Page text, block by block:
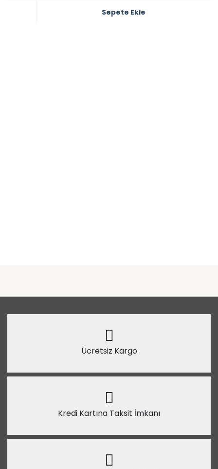
Sepete Ekle
Ücretsiz Kargo
Kredi Kartına Taksit İmkanı